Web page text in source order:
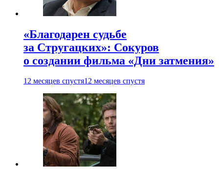
«Благодарен судьбе
за Стругацких»: Сокуров
о создании фильма «Дни затмения»
12 месяцев спустя12 месяцев спустя